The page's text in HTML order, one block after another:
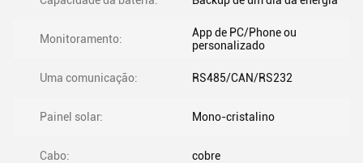
Monitoramento:
App de PC/Phone ou
personalizado
Uma comunicação: RS485/CAN/RS232
Painel solar: Mono-cristalino
Cabo: cobre